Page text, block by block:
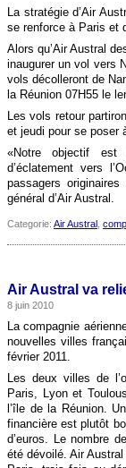
La stratégie d’Air
se renforce à Paris et
Alors qu’Air Austral
inaugurer un vol vers
vols décolleront de
la Réunion 07H55 le
Les vols retour
et jeudi pour se poser
«Notre objectif est
d’éclatement vers
passagers
général d’Air Austral.
Categorie: Air Austral
Air Austral va
8 juin 2010
La compagnie
nouvelles villes
février 2011.
Les deux villes de
Paris, Lyon et
l’île de la Réunion.
financière est plutôt
d’euros. Le nombre
été dévoilé. Air